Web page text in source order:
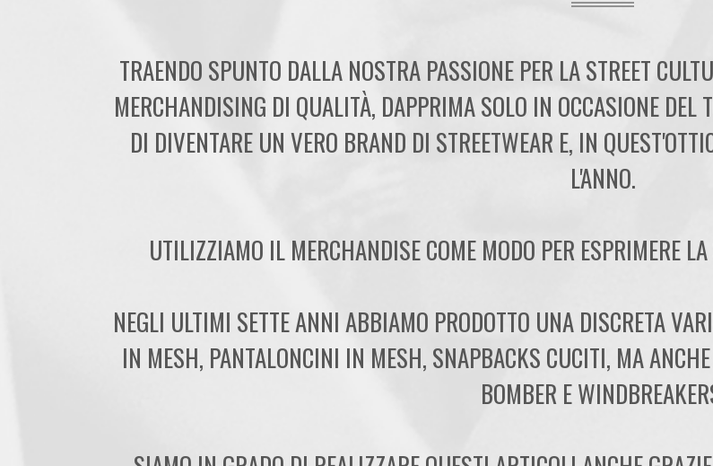
TRAENDO SPUNTO DALLA NOSTRA PASSIONE PER LA STREET
MERCHANDISING DI QUALITÀ, DAPPRIMA SOLO IN OCCASIONE DEL
DI DIVENTARE UN VERO BRAND DI STREETWEAR E, IN
L'ANNO.
UTILIZZIAMO IL MERCHANDISE COME MODO PER ESPRIMERE
NEGLI ULTIMI SETTE ANNI ABBIAMO PRODOTTO UNA DISCRETA
IN MESH, PANTALONCINI IN MESH, SNAPBACKS CUCITI, MA
BOMBER E